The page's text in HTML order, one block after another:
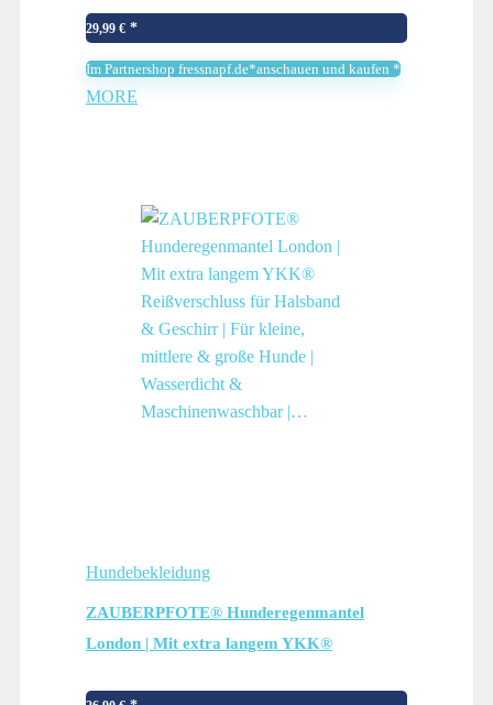
29,99 €
Im Partnershop fressnapf.de*anschauen und kaufen *
MORE
Hundebekleidung
ZAUBERPFOTE® Hunderegenmantel
London | Mit extra langem YKK®